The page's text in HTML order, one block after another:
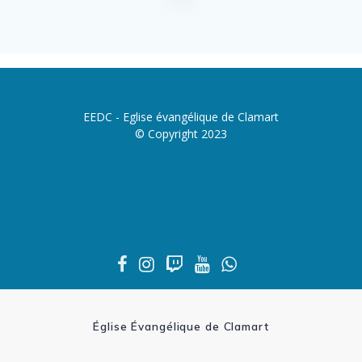
EEDC - Eglise évangélique de Clamart
© Copyright 2023
Église Évangélique de Clamart